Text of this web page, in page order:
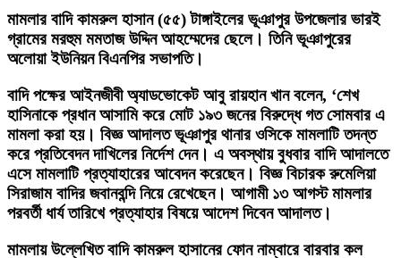
মামলার বাদি কামরুল হাসান (৫৫) টাঙ্গাইলের ভূঞাপুর উপজেলার ভারই
গ্রামের মরহুম মমতাজ উদ্দিন আহম্মেদের ছেলে। তিনি ভূঞাপুরের
অলোয়া ইউনিয়ন বিএনপির সভাপতি।
বাদি পক্ষের আইনজীবী অ্যাডভোকেট আবু রায়হান খান বলেন, ‘শেখ
হাসিনাকে প্রধান আসামি করে মোট ১৯৩ জনের বিরুদ্ধে গত সোমবার এ
মামলা করা হয়। বিজ্ঞ আদালত ভূঞাপুর থানার ওসিকে মামলাটি তদন্ত
করে প্রতিবেদন দাখিলের নির্দেশ দেন। এ অবস্থায় বুধবার বাদি আদালতে
এসে মামলাটি প্রত্যাহারের আবেদন করেছেন। বিজ্ঞ বিচারক রুমেলিয়া
সিরাজাম বাদির জবানবন্দি নিয়ে রেখেছেন। আগামী ১৩ আগস্ট মামলার
পরবর্তী ধার্য তারিখে প্রত্যাহার বিষয়ে আদেশ দিবেন আদালত।
মামলায় উল্লেখিত বাদি কামরুল হাসানের ফোন নাম্বারে বারবার কল